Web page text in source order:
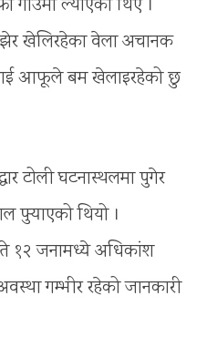
गाउँमा ल्याएका थिए ।
खेलिरहेका वेला अचानक
आफूले बम खेलाइरहेको छु
टोली घटनास्थलमा पुगेर
पुर्‍याएको थियो ।
१२ जनामध्ये अधिकांश
गम्भीर रहेको जानकारी